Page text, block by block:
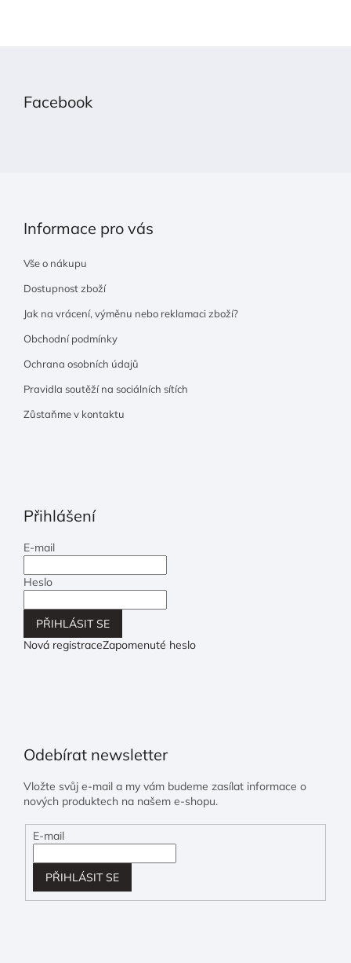
Facebook
Informace pro vás
Vše o nákupu
Dostupnost zboží
Jak na vrácení, výměnu nebo reklamaci zboží?
Obchodní podmínky
Ochrana osobních údajů
Pravidla soutěží na sociálních sítích
Zůstaňme v kontaktu
Přihlášení
E-mail
Heslo
PŘIHLÁSIT SE
Nová registraceZapomenuté heslo
Odebírat newsletter
Vložte svůj e-mail a my vám budeme zasílat informace o
nových produktech na našem e-shopu.
E-mail
PŘIHLÁSIT SE